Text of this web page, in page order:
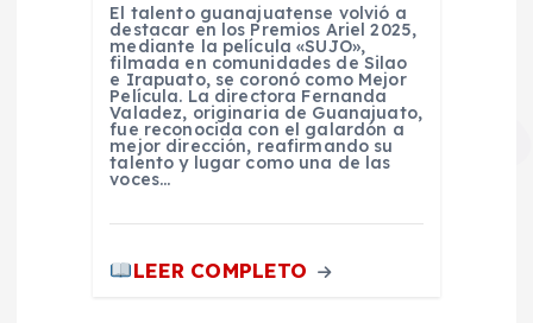
El talento guanajuatense volvió a
destacar en los Premios Ariel 2025,
mediante la película «SUJO»,
filmada en comunidades de Silao
e Irapuato, se coronó como Mejor
Película. La directora Fernanda
Valadez, originaria de Guanajuato,
fue reconocida con el galardón a
mejor dirección, reafirmando su
talento y lugar como una de las
voces…
LEER COMPLETO